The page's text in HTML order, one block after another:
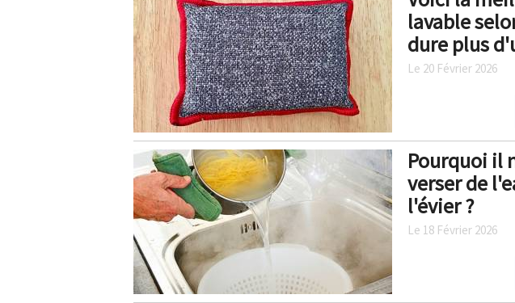
lavable
dure plus
Le 20 Février 2026
Pourquoi il
verser de
l'évier ?
Le 18 Février 2026